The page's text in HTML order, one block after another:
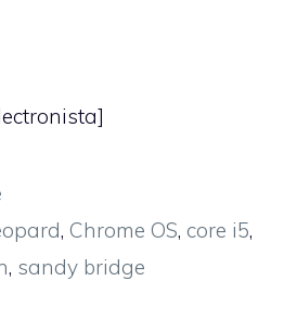
]
, Chrome OS, core i5,
, sandy bridge